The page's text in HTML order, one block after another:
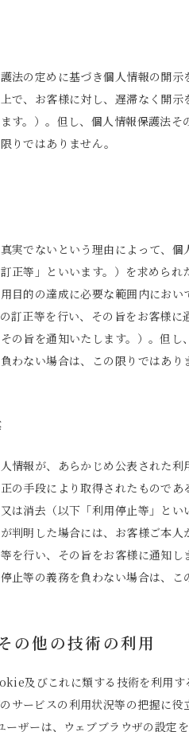
法の定めに基づき個人情報の開
で、お客様に対し、遅滞なく開
す。）。但し、個人情報保護法そ
りではありません。
実でないという理由によって、個
正等」といいます。）を求められ
目的の達成に必要な範囲内にお
訂正等を行い、その旨をお客様に
の旨を通知いたします。）。但し
わない場合は、この限りではあり
情報が、あらかじめ公表された
の手段により取得されたもので
は消去（以下「利用停止等」とい
判明した場合には、お客様ご本
を行い、その旨をお客様に通知し
止等の義務を負わない場合は、こ
の他の技術の利用
及びこれに類する技術を利用
サービスの利用状況等の把握に役
ザーは、ウェブブラウザの設定